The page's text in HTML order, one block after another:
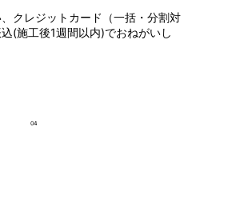
クレジットカード（一括・分割対
(施工後1週間以内)でおねがいし
04